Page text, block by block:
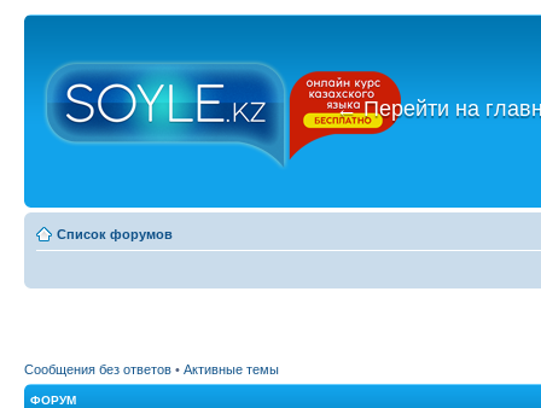
←Перейти на
Список форумов
Сообщения без ответов • Активные темы
ФОРУМ